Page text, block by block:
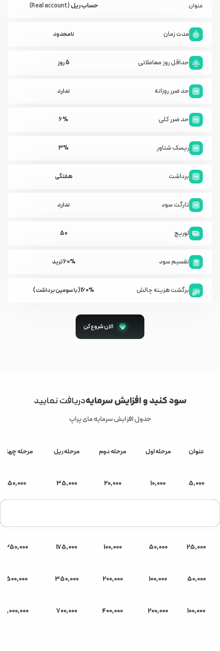
عنوان حساب ریل (Real account)
مدت زمان نامحدود
حداقل روز معاملاتی 5 روز
حد ضرر روزانه ندارد
حد ضرر کلی 6%
ریسک شناور 3%
برداشت هفتگی
تارگت سود ندارد
لوریج 50
تقسیم سود 60% ترید
برگشت هزینه چالش 160% ( با سومین برداشت )
الان شروع کن
سود کنید و افزایش سرمایهدریافت نمایید
جدول افزایش سرمایه مای پراپ
عنوان مرحله اول مرحله دوم مرحله ریل مرحله چهارم
5,000
10,000
20,000
35,000
50,000
25,000
50,000
100,000
175,000
250,000
50,000
100,000
200,000
350,000
500,000
100,000
200,000
400,000
700,000
1,000,000